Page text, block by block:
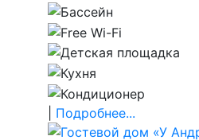
Подробнее...